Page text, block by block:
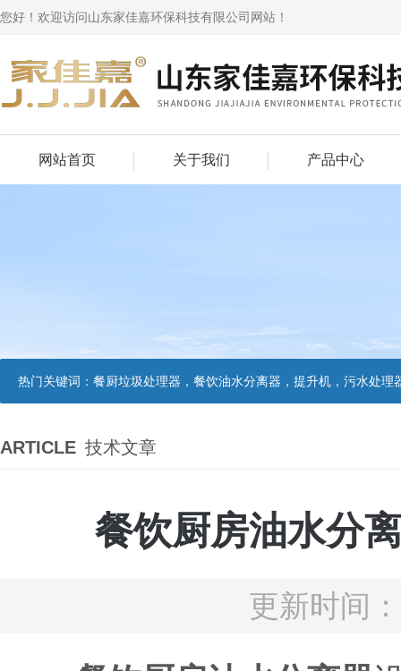
您好！欢迎访问山东家佳嘉环保科技有限公司网站！
网站首页 关于我们 产品中心
热门关键词： 餐厨垃圾处理器，餐饮油水分离器，提升机，污水处理
ARTICLE 技术文章
餐饮厨房油水分
更新时间